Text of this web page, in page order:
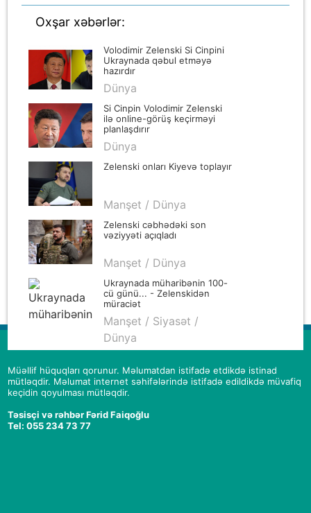
Oxşar xəbərlər:
Volodimir Zelenski Si Cinpini
Ukraynada qəbul etməyə
hazırdır
Dünya
Si Cinpin Volodimir Zelenski
ilə online-görüş keçirməyi
planlaşdırır
Dünya
Zelenski onları Kiyevə toplayır
Manşet / Dünya
Zelenski cəbhədəki son
vəziyyəti açıqladı
Manşet / Dünya
Ukraynada müharibənin 100-
cü günü... - Zelenskidən
müraciət
Manşet / Siyasət /
Dünya
Müəllif hüquqları qorunur. Məlumatdan istifadə etdikdə istinad
mütləqdir. Məlumat internet səhifələrində istifadə edildikdə müvafiq
keçidin qoyulması mütləqdir.
Təsisçi və rəhbər Fərid Faiqoğlu
Tel: 055 234 73 77